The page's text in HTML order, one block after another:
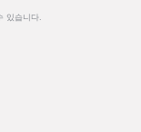
있습니다.